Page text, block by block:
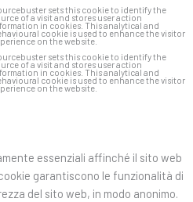
sets this cookie to identify the
of a visit and stores user action
in cookies. This analytical and
cookie is used to enhance the visitor
on the website.
sets this cookie to identify the
of a visit and stores user action
in cookies. This analytical and
cookie is used to enhance the visitor
on the website.
essenziali affinché il sito web
garantiscono le funzionalità di
del sito web, in modo anonimo.